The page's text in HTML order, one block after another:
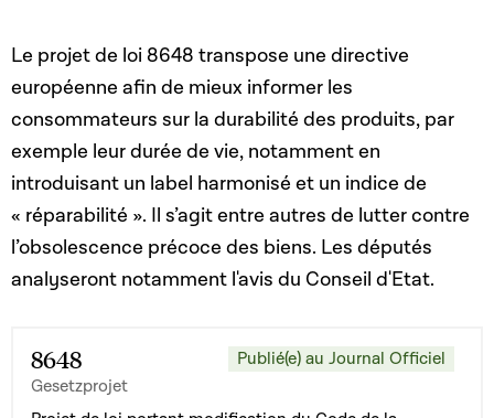
Le projet de loi 8648 transpose une directive
européenne afin de mieux informer les
consommateurs sur la durabilité des produits, par
exemple leur durée de vie, notamment en
introduisant un label harmonisé et un indice de
« réparabilité ». Il s’agit entre autres de lutter contre
l’obsolescence précoce des biens. Les députés
analyseront notamment l'avis du Conseil d'Etat.
8648
Gesetzprojet
Publié(e) au Journal Officiel